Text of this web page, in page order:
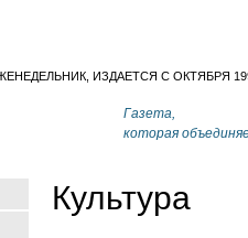
Газета,
которая
Культура